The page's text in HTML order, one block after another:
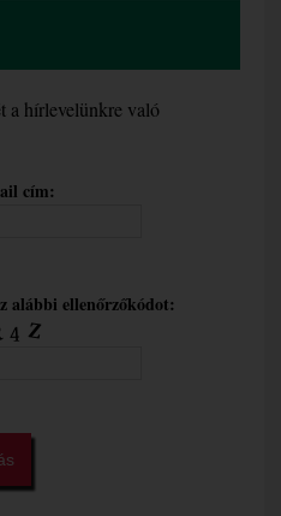
a hírlevelünkre való
cím:
alábbi ellenőrzőkódot: